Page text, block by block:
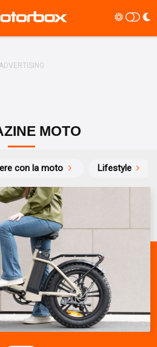
MOTO
con la moto Lifestyle